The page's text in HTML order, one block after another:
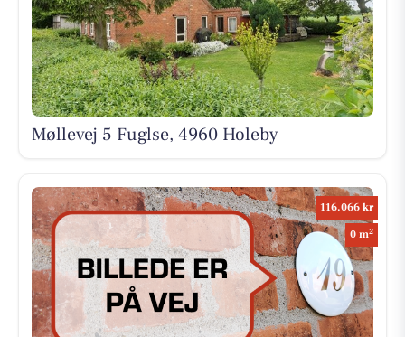
Møllevej 5 Fuglse, 4960 Holeby
116.066 kr
0 m2